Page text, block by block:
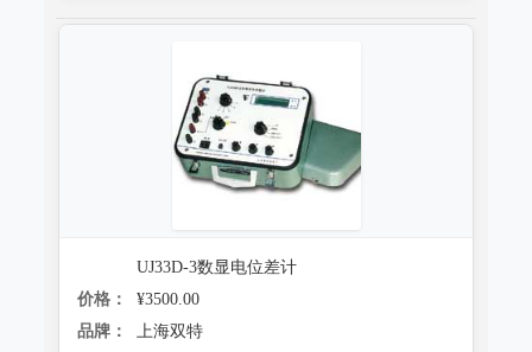
UJ33D-3数显电位差计
价格：
¥3500.00
品牌：
上海双特